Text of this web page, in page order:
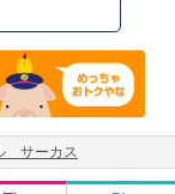
サーカス